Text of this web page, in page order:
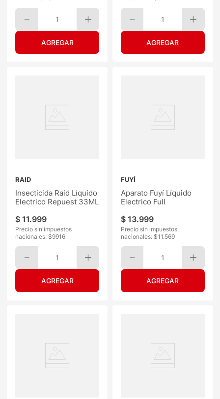
1 1
RAID
Insecticida Raid Líquido
Electrico Repuest 33ML
$ 11.999
Precio sin impuestos
nacionales: $9916
1
FUYÍ
Aparato Fuyí Líquido
Electrico Full
$ 13.999
Precio sin impuestos
nacionales: $11.569
1